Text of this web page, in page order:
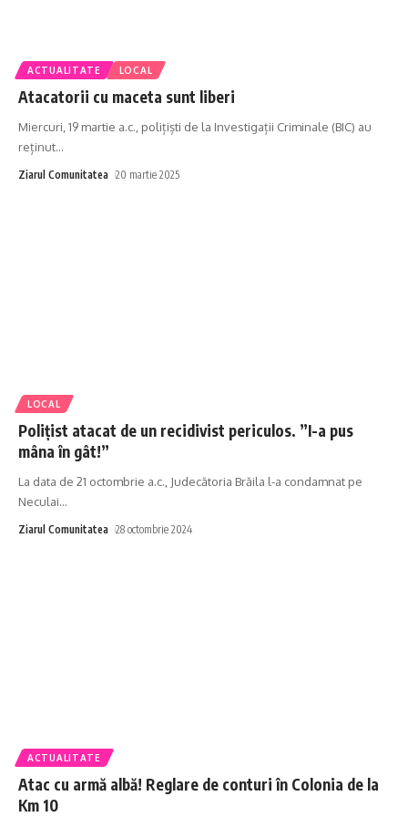
ACTUALITATE LOCAL
Atacatorii cu maceta sunt liberi
Miercuri, 19 martie a.c., polițiști de la Investigații Criminale (BIC) au
reținut…
Ziarul Comunitatea 20 martie 2025
LOCAL
Polițist atacat de un recidivist periculos. ”I-a pus
mâna în gât!”
La data de 21 octombrie a.c., Judecătoria Brăila l-a condamnat pe
Neculai…
Ziarul Comunitatea 28 octombrie 2024
ACTUALITATE
Atac cu armă albă! Reglare de conturi în Colonia de la
Km 10